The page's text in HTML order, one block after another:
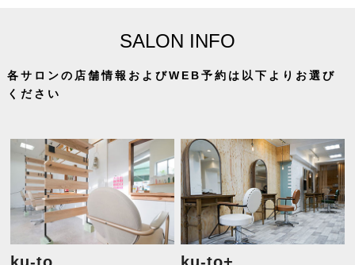
SALON INFO
各サロンの店舗情報およびWEB予約は以下よりお選び
ください